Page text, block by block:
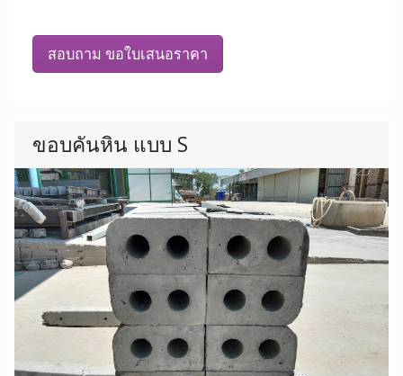
สอบถาม ขอใบเสนอราคา
ขอบคันหิน แบบ S